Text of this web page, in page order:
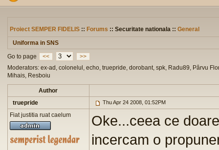
Proiect SEMPER FIDELIS :: Forums :: Securitate nationala :: General
Uniforma in SNS
Go to page
<<
>>
Moderators: ex-ad, colonelul, echo, truepride, dorobant, spk, Radu89, Pârvu
Mihais, Resboiu
Author
truepride
Thu Apr 24 2008, 01:52PM
Fiat justitia ruat caelum
Oke...ceea ce
incercam o